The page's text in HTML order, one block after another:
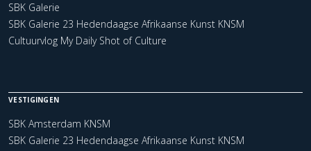
SBK Galerie
SBK Galerie 23 Hedendaagse Afrikaanse Kunst KNSM
Cultuurvlog My Daily Shot of Culture
VESTIGINGEN
SBK Amsterdam KNSM
SBK Galerie 23 Hedendaagse Afrikaanse Kunst KNSM